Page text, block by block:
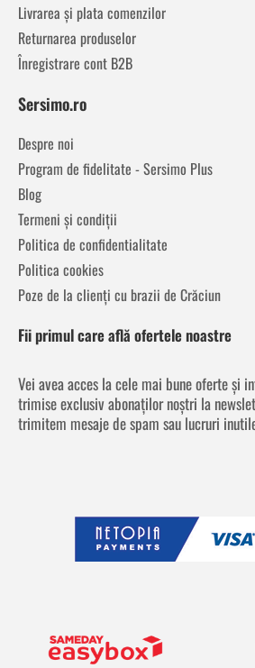
Livrarea și plata comenzilor
Returnarea produselor
Înregistrare cont B2B
Sersimo.ro
Despre noi
Program de fidelitate - Sersimo Plus
Blog
Termeni și condiții
Politica de confidentialitate
Politica cookies
Poze de la clienți cu brazii de Crăciun
Fii primul care află ofertele noastre
Vei avea acces la cele mai bune oferte și
trimise exclusiv abonaților noștri la
trimitem mesaje de spam sau lucruri